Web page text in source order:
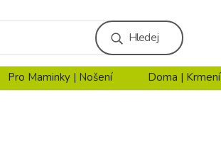
Hledej
Pro Maminky | Nošení Doma | Krmení